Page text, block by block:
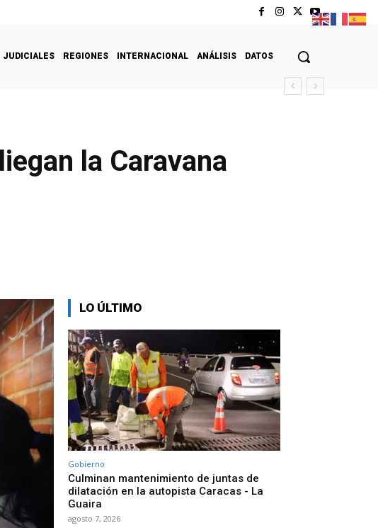
JUDICIALES REGIONES INTERNACIONAL ANÁLISIS DATOS
la Caravana
LO ÚLTIMO
Gobierno
Culminan mantenimiento de juntas de
dilatación en la autopista Caracas - La
Guaira
agosto 7, 2026